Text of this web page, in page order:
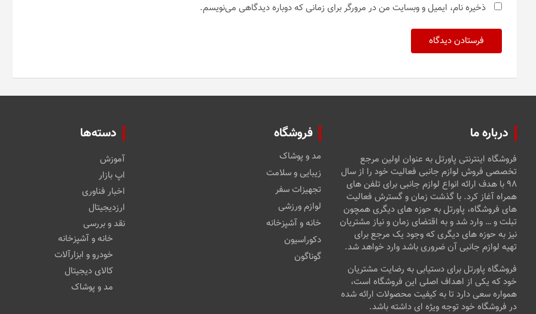
ذخیره نام، ایمیل و وبسایت من در مرورگر برای زمانی که دوباره دیدگاهی می‌نویسم.
درباره ما
فروشگاه اینترنتی پاورتل به عنوان اولین مرجع
تخصصی فروش لوازم جانبی فعالیت خود را از سال
۹۸ با هدف ارائه انواع لوازم جانبی برای تلفن های
همراه آغاز کرد. با گذشت زمان و گسترش فعالیت
های فروشگاه، پاورتل به حوزه های دیگری همچون
تبلت و … وارد شد و به اقتضای زمان و نیاز مشتریان
نیز به حوزه های دیگری که وجود یک مرجع برای
تهیه لوازم جانبی آن ضروری باشد وارد خواهد شد.
فروشگاه پاورتل برای دستیابی به رضایت مشتریان
خود که یکی از اهداف اصلی این فروشگاه است،
همواره سعی دارد تا به کیفیت محصولات ارائه شده
در فروشگاه خود توجه ویژه ای داشته باشد.
فروشگاه
مد و پوشاک
زیبایی و سلامت
تجهیزات سفر
لوازم ورزشی
خانه و آشپزخانه
دکوراسیون
گوناگون
دسته‌ها
آموزش
اپ بازار
اخبار فناوری
ارزدیجیتال
نقد و بررسی
خانه و آشپزخانه
خودرو و ابزارآلات
کالای دیجیتال
مد و پوشاک